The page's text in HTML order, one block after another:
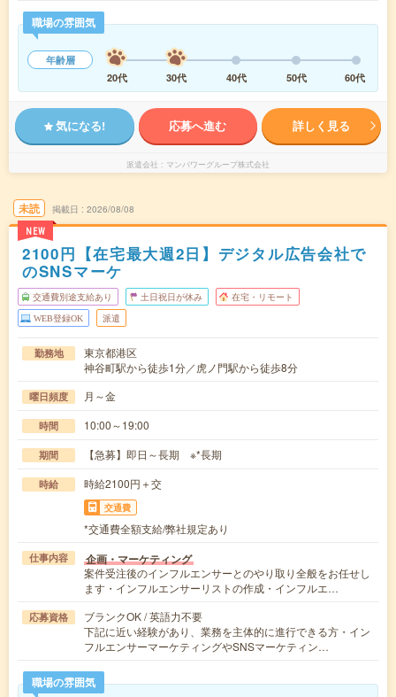
職場の雰囲気
年齢層
20代
30代 40代 50代 60代
気になる! 応募へ進む 詳しく見る
派遣会社 マンパワーグループ株式会社
未読
NEW
掲載日 2026/08/08
2100円【在宅最大週2日】デジタル広告会社で
のSNSマーケ
交通費別途支給あり 土日祝日が休み 在宅・リモート
WEB登録OK 派遣
勤務地
東京都港区
神谷町駅から徒歩1分／虎ノ門駅から徒歩8分
曜日頻度 月～金
時間 10:00～19:00
期間 【急募】即日～長期 ※*長期
時給 時給2100円＋交
交通費
*交通費全額支給/弊社規定あり
仕事内容 企画・マーケティング
案件受注後のインフルエンサーとのやり取り全般をお任せし
ます・インフルエンサーリストの作成・インフルエ…
応募資格
ブランクOK / 英語力不要
下記に近い経験があり、業務を主体的に進行できる方・イン
フルエンサーマーケティングやSNSマーケティン…
職場の雰囲気